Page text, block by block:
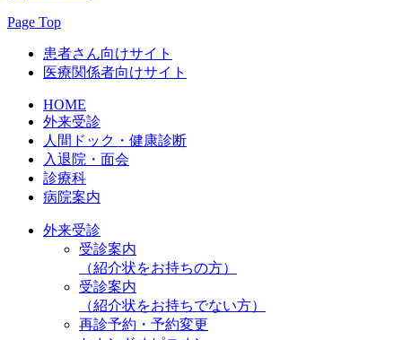
Page Top
患者さん向けサイト
医療関係者向けサイト
HOME
外来受診
人間ドック・健康診断
入退院・面会
診療科
病院案内
外来受診
受診案内
（紹介状をお持ちの方）
受診案内
（紹介状をお持ちでない方）
再診予約・予約変更